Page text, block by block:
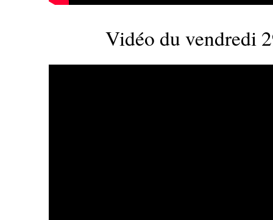
Vidéo du vendredi